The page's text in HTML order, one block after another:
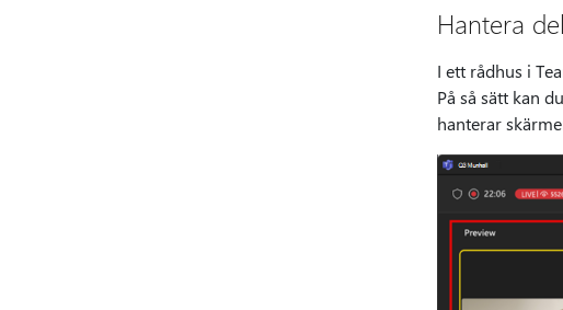
Hantera
I ett rådhus i
På så sätt kan
hanterar